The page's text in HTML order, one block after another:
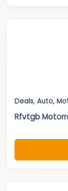
Deals, Auto,
Rfvtgb